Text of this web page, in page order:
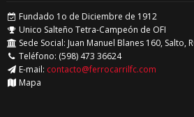
Fundado 1o de Diciembre de 1912
Unico Salteño Tetra-Campeón de OFI
Sede Social: Juan Manuel Blanes 160, Salto,
Teléfono: (598) 473 36624
E-mail: contacto@ferrocarrilfc.com
Mapa